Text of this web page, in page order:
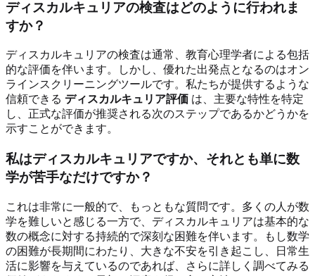
ディスカルキュリアの検査はどのように行われま
すか？
ディスカルキュリアの検査は通常、教育心理学者による包括
的な評価を伴います。しかし、優れた出発点となるのはオン
ラインスクリーニングツールです。私たちが提供するような
信頼できる ディスカルキュリア評価 は、主要な特性を特定
し、正式な評価が推奨される次のステップであるかどうかを
示すことができます。
私はディスカルキュリアですか、それとも単に数
学が苦手なだけですか？
これは非常に一般的で、もっともな質問です。多くの人が数
学を難しいと感じる一方で、ディスカルキュリアは基本的な
数の概念に対する持続的で深刻な困難を伴います。もし数学
の困難が長期間にわたり、大きな不安を引き起こし、日常生
活に影響を与えているのであれば、さらに詳しく調べてみる